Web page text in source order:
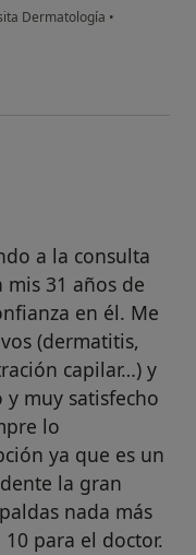
Dermatología •
a la consulta
mis 31 años de
en él. Me
(dermatitis,
capilar…) y
muy satisfecho
lo
ya que es un
la gran
nada más
para el doctor.